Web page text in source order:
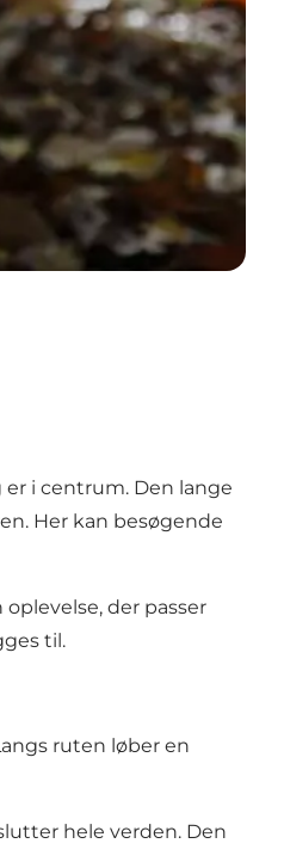
i centrum. Den lange
Her kan besøgende
der passer
til.
ruten løber en
hele verden. Den